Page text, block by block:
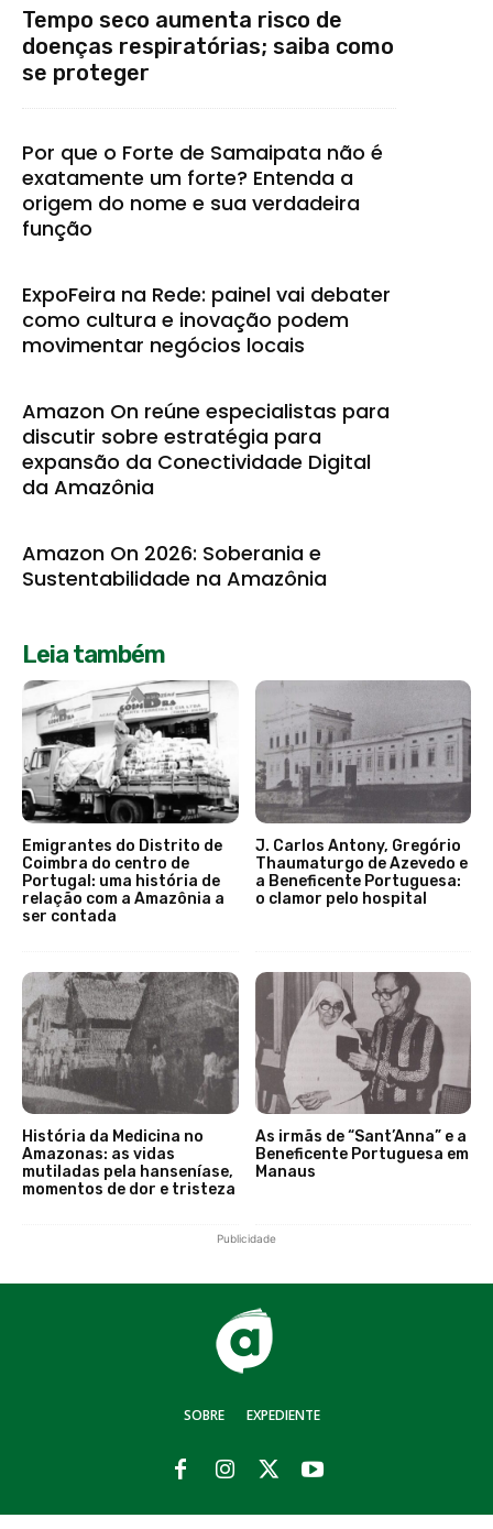
Tempo seco aumenta risco de
doenças respiratórias; saiba como
se proteger
Por que o Forte de Samaipata não é
exatamente um forte? Entenda a
origem do nome e sua verdadeira
função
ExpoFeira na Rede: painel vai debater
como cultura e inovação podem
movimentar negócios locais
Amazon On reúne especialistas para
discutir sobre estratégia para
expansão da Conectividade Digital
da Amazônia
Amazon On 2026: Soberania e
Sustentabilidade na Amazônia
Leia também
Emigrantes do Distrito de
Coimbra do centro de
Portugal: uma história de
relação com a Amazônia a
ser contada
J. Carlos Antony, Gregório
Thaumaturgo de Azevedo e
a Beneficente Portuguesa:
o clamor pelo hospital
História da Medicina no
Amazonas: as vidas
mutiladas pela hanseníase,
momentos de dor e tristeza
As irmãs de “Sant’Anna” e a
Beneficente Portuguesa em
Manaus
Publicidade
SOBRE EXPEDIENTE